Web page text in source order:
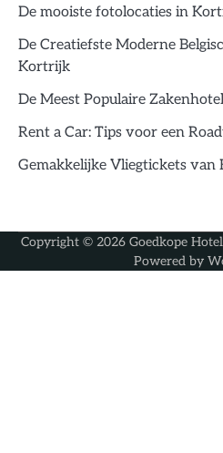
De mooiste fotolocaties in
De Creatiefste Moderne
Kortrijk
De Meest Populaire
Rent a Car: Tips voor een
Gemakkelijke Vliegtickets van
Copyright © 2026 Goedkope
Powered by